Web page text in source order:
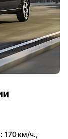
170 км/ч.,